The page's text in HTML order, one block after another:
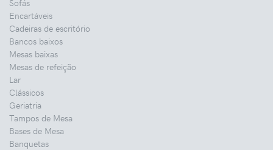
Encartáveis
Cadeiras de escritório
Bancos baixos
Mesas baixas
Mesas de refeição
Lar
Clássicos
Geriatria
Tampos de Mesa
Bases de Mesa
Banquetas